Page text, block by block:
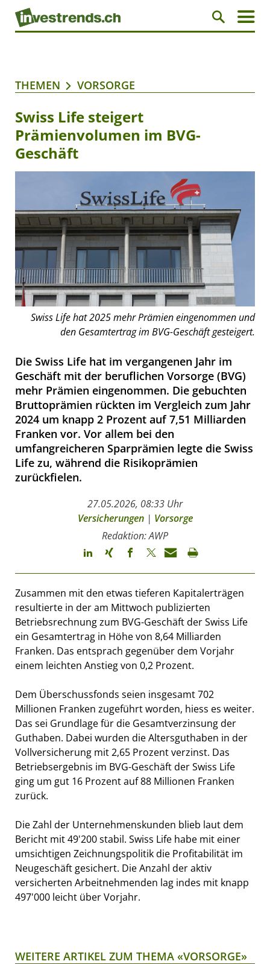
THEMEN VORSORGE
Swiss Life steigert
Prämienvolumen im BVG-
Geschäft
Swiss Life hat 2025 mehr Prämien eingenommen und
den Gesamtertrag im BVG-Geschäft gesteigert.
Die Swiss Life hat im vergangenen Jahr im
Geschäft mit der beruflichen Vorsorge (BVG)
mehr Prämien eingenommen. Die gebuchten
Bruttoprämien rückten im Vergleich zum Jahr
2024 um knapp 2 Prozent auf 7,51 Milliarden
Franken vor. Vor allem bei den
umfangreicheren Sparprämien legte die Swiss
Life zu, während die Risikoprämien
zurückfielen.
27.05.2026, 08:33 Uhr
Versicherungen| Vorsorge
Redaktion: AWP
Zusammen mit den etwas tieferen Kapitalerträgen
resultierte in der am Mittwoch publizierten
Betriebsrechnung zum BVG-Geschäft der Swiss Life
ein Gesamtertrag in Höhe von 8,64 Milliarden
Franken. Das entsprach gegenüber dem Vorjahr
einem leichten Anstieg von 0,2 Prozent.
Dem Überschussfonds seien insgesamt 702
Millionen Franken zugeführt worden, hiess es weiter.
Das sei Grundlage für die Gesamtverzinsung der
Guthaben. Dabei wurden die Altersguthaben in der
Vollversicherung mit 2,65 Prozent verzinst. Das
Betriebsergebnis im BVG-Geschäft der Swiss Life
ging um gut 16 Prozent auf 88 Millionen Franken
zurück.
Die Zahl der Unternehmenskunden blieb laut dem
Bericht mit 49'200 stabil. Swiss Life habe mit einer
umsichtigen Zeichnungspolitik die Profitabilität im
Neugeschäft gesichert. Die Anzahl der aktiv
versicherten Arbeitnehmenden lag indes mit knapp
497'000 leicht über Vorjahr.
WEITERE ARTIKEL ZUM THEMA «VORSORGE»